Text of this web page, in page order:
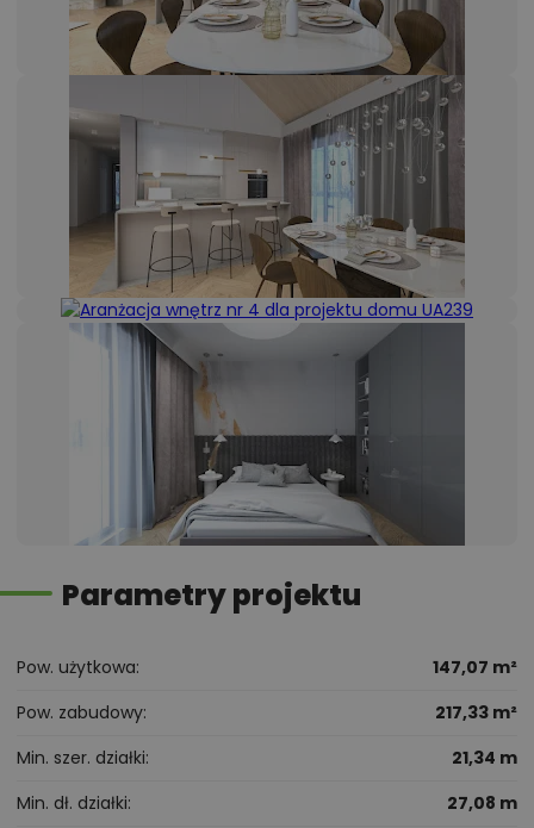
Parametry projektu
Pow. użytkowa
147,07 m²
Pow. zabudowy
217,33 m²
Min. szer. działki
21,34 m
Min. dł. działki
27,08 m